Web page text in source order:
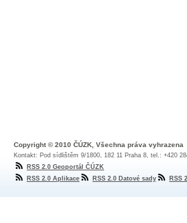
Copyright © 2010 ČÚZK, Všechna práva vyhrazena
Kontakt: Pod sídlištěm 9/1800, 182 11 Praha 8, tel.: +420
RSS 2.0 Geoportál ČÚZK
RSS 2.0 Aplikace
RSS 2.0 Datové sady RSS